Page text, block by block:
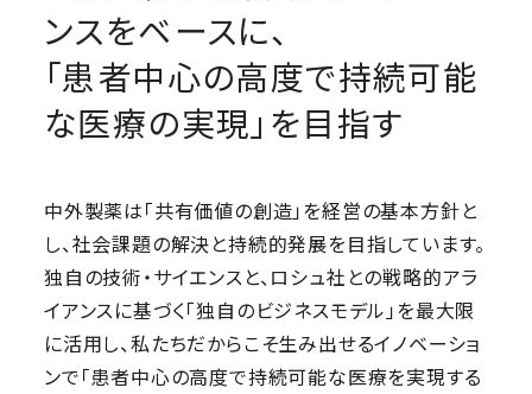
ンスをベースに、
「患者中心の高度で持続可能
な医療の実現」を目指す
中外製薬は「共有価値の創造」を経営の基本方針と
し、社会課題の解決と持続的発展を目指しています。
独自の技術・サイエンスと、ロシュ社との戦略的アラ
イアンスに基づく「独自のビジネスモデル」を最大限
に活用し、私たちだからこそ生み出せるイノベーショ
ンで「患者中心の高度で持続可能な医療を実現する